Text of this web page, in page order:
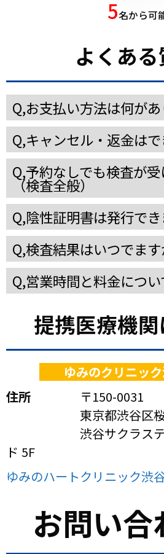
5名から可
よくあ
Q,お支払い方法は何があ
◇現金
◇クレジットカード
JCB、DinersClub、
Mastercard、Amex
◇その他
QUICPay、iD、交通系ICカ
PASMO 等）
Q,キャンセル・返金はで
唾液採取用キットの準備や
込み後のキャンセル・返金
受渡希望時間に受渡し場所
で、キットの受渡しができ
ンセルや返金はお受けでき
ご了承ください。
Q,予約なしでも検査が
（検査全般）
渋谷の検査センターにお越
ング次第ではその場で受付
事前のご予約をお願いいたし
Q,陰性証明書は発行でき
「陰性証明書（コロナウイ
の発行は可能です（別途
日本語に対応しております
が必要なお客様は必ず航空
ドラインを確認ください。
証明書に記載されている内
受検者氏名
検体採取日時
検体種別（唾液）
検査方法（リアルタイム
検査報告年月日
検査結果
証明書発行日
受付店舗名
運営会社社判
Q,検査結果はいつでます
7時間以内にお知らせする
内にお知らせするコースを
ください。
Q,営業時間と料金につい
24:00以降も予約に併せて対
24:00以降の検査をご希望の
（税込）～
7時間以内に結果お知らせコ
提携医療機
ゆみのクリニッ
住所 〒150-0031
東京都渋谷区桜
渋谷サクラステー
ド 5F
ゆみのハートクリニック渋
お問い合